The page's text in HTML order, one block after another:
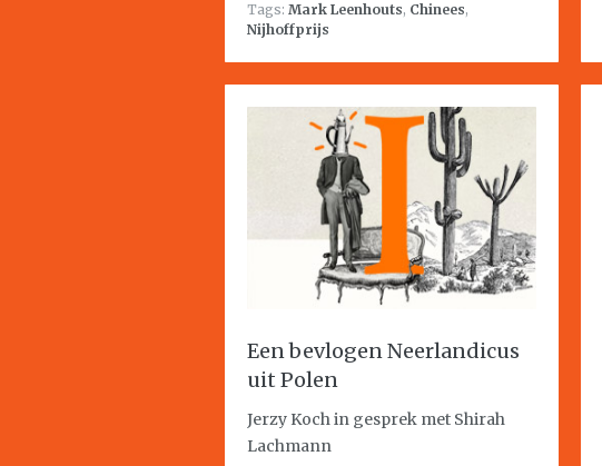
Tags: Mark Leenhouts, Chinees,
Nijhoffprijs
Een bevlogen Neerlandicus
uit Polen
Jerzy Koch in gesprek met Shirah
Lachmann